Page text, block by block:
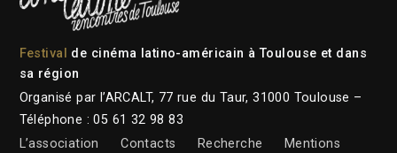
Festival
de cinéma latino-américain à Toulouse et dans
sa région
Organisé par l’ARCALT, 77 rue du Taur, 31000 Toulouse –
Téléphone : 05 61 32 98 83
L’association
Contacts Recherche
Mentions